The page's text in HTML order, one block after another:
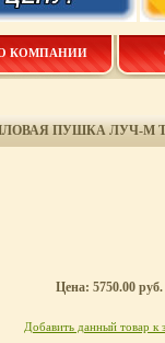
КОМПАНИИ
ПУШКА ЛУЧ-М
Цена: 5750.00 руб.
Добавить данный товар к